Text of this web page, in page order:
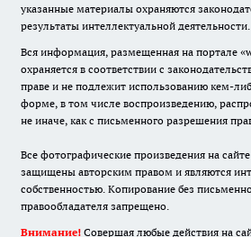
указанные материалы охраняются
результаты интеллектуальной деятельности.
Вся информация, размещенная на портале
охраняется в соответствии с
праве и не подлежит использованию кем-
форме, в том числе воспроизведению,
не иначе, как с письменного разрешения
Все фотографические произведения на
защищены авторским правом и являются
собственностью. Копирование без
правообладателя запрещено.
Внимание! Совершая любые действия на